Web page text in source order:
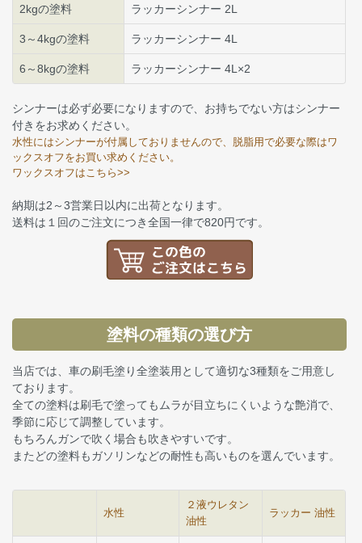
2kgの塗料 ラッカーシンナー 2L
3～4kgの塗料 ラッカーシンナー 4L
6～8kgの塗料 ラッカーシンナー 4L×2
シンナーは必ず必要になりますので、お持ちでない方はシンナー
付きをお求めください。
水性にはシンナーが付属しておりませんので、脱脂用で必要な際はワ
ックスオフをお買い求めください。
ワックスオフはこちら>>
納期は2～3営業日以内に出荷となります。
送料は１回のご注文につき全国一律で820円です。
塗料の種類の選び方
当店では、車の刷毛塗り全塗装用として適切な3種類をご用意し
ております。
全ての塗料は刷毛で塗ってもムラが目立ちにくいような艶消で、
季節に応じて調整しています。
もちろんガンで吹く場合も吹きやすいです。
またどの塗料もガソリンなどの耐性も高いものを選んでいます。
水性
２液ウレタン
油性
ラッカー 油性